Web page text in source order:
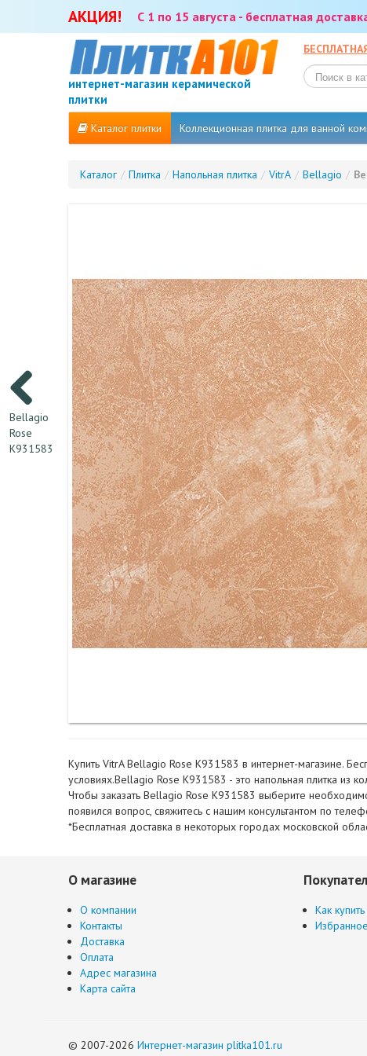
АКЦИЯ! С 1 по 15 августа - бесплатная
интернет-магазин керамической
плитки
Каталог плитки Коллекционная плитка для ванной
Каталог / Плитка / Напольная плитка / VitrA / Bellagio /
Bellagio
Rose
K931583
Купить VitrA Bellagio Rose K931583 в интернет-магазине.
условиях.Bellagio Rose K931583 - это напольная плитка из
Чтобы заказать Bellagio Rose K931583 выберите
появился вопрос, свяжитесь с нашим консультантом по
*Бесплатная доставка в некоторых городах московской
О магазине
О компании
Контакты
Доставка
Оплата
Адрес магазина
Карта сайта
Как купить
Избранное
© 2007-2026 Интернет-магазин plitka101.ru